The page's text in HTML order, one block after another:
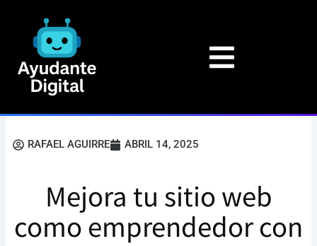
contenido
RAFAEL AGUIRRE ABRIL 14, 2025
Mejora tu sitio web
como emprendedor con